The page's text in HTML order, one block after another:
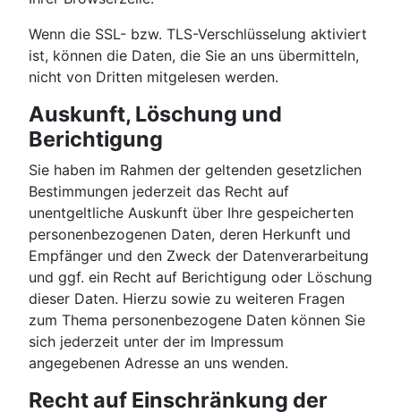
Wenn die SSL- bzw. TLS-Verschlüsselung aktiviert
ist, können die Daten, die Sie an uns übermitteln,
nicht von Dritten mitgelesen werden.
Auskunft, Löschung und
Berichtigung
Sie haben im Rahmen der geltenden gesetzlichen
Bestimmungen jederzeit das Recht auf
unentgeltliche Auskunft über Ihre gespeicherten
personenbezogenen Daten, deren Herkunft und
Empfänger und den Zweck der Datenverarbeitung
und ggf. ein Recht auf Berichtigung oder Löschung
dieser Daten. Hierzu sowie zu weiteren Fragen
zum Thema personenbezogene Daten können Sie
sich jederzeit unter der im Impressum
angegebenen Adresse an uns wenden.
Recht auf Einschränkung der